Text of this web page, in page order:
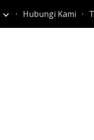
Hubungi Kami